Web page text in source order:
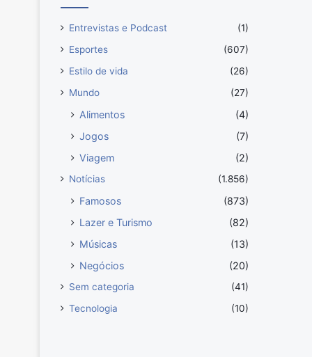
Entrevistas e Podcast
(1)
Esportes
(607)
Estilo de vida
(26)
Mundo
(27)
Alimentos
(4)
Jogos
(7)
Viagem
(2)
Notícias (1.856)
Famosos
(873)
Lazer e Turismo
(82)
Músicas
(13)
Negócios
(20)
Sem categoria
(41)
Tecnologia
(10)